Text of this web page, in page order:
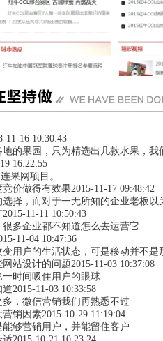
11-16 10:30:43
的果园，只为精选出几款水果，我
16:22:55
果网项目。
价做得有效果2015-11-17 09:48:42
择，而对于一无所知的企业老板
2015-11-11 10:50:43
多企业都不知道怎么去运营它
11-04 10:47:36
用户的生活状态，可是移动并不是
站设计的问题2015-11-03 10:37:08
时间吸住用户的眼球
道2015-11-03 10:33:58
，微信营销我们再熟悉不过
营销因素2015-10-29 11:19:04
够营销用户，并能留住客户